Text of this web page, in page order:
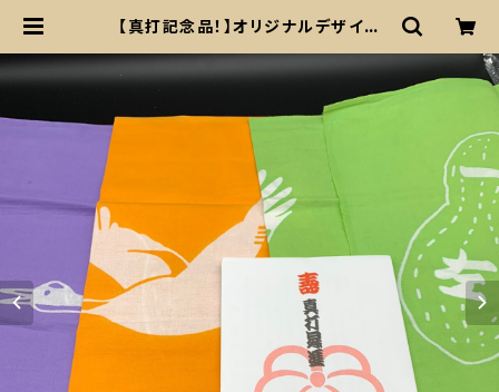
【真打記念品！】オリジナルデザイン